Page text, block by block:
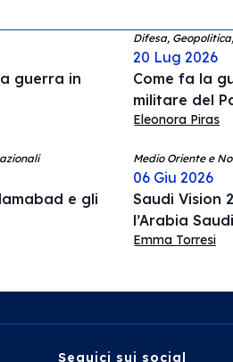
guerra in
Difesa,
20 Lug 2026
Come fa la
militare del
Eleonora Piras
e gli
Medio Oriente e
06 Giu 2026
Saudi Vision
l’Arabia
Emma Torresi
Seguici sui social